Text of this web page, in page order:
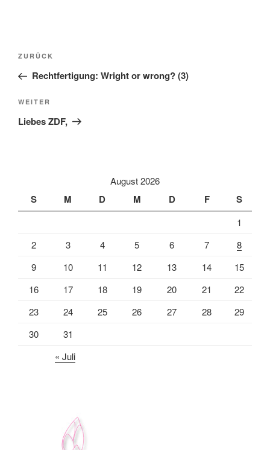
Beitragsnavigation
Vorheriger
Beitrag
ZURÜCK
Rechtfertigung: Wright or wrong? (3)
Nächster
Beitrag
WEITER
Liebes ZDF,
August 2026
S M D M D F S
1
2
3 4 5 6 7
8
9
10 11 12 13 14
15
16
17 18 19 20 21
22
23
24 25 26 27 28
29
30
31
« Juli